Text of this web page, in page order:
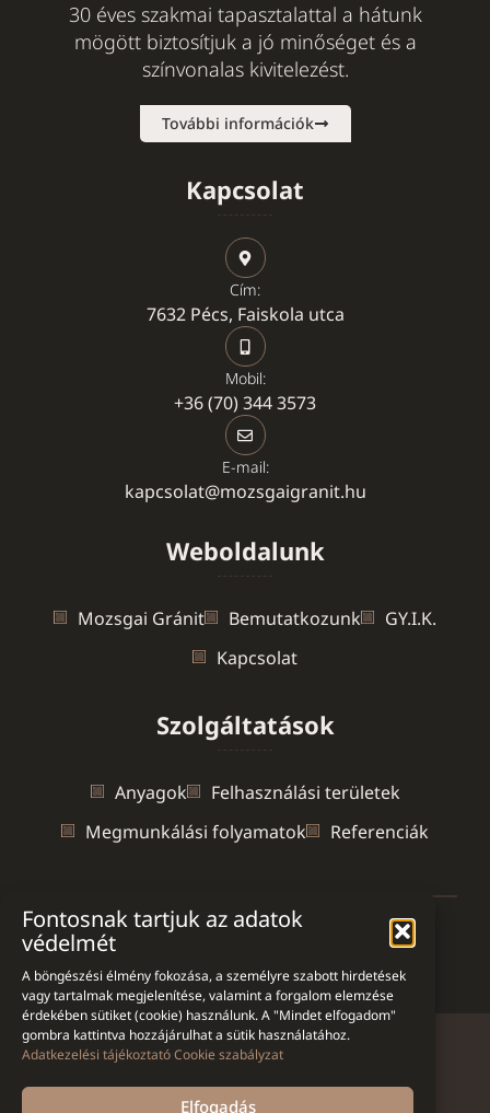
Fontosnak tartjuk az adatok
védelmét
A böngészési élmény fokozása, a személyre szabott hirdetések
vagy tartalmak megjelenítése, valamint a forgalom elemzése
érdekében sütiket (cookie) használunk. A "Mindet elfogadom"
gombra kattintva hozzájárulhat a sütik használatához.
Adatkezelési tájékoztatóCookie szabályzat
Elfogadás
30 éves szakmai tapasztalattal a hátunk
mögött biztosítjuk a jó minőséget és a
színvonalas kivitelezést.
További információk
Kapcsolat
Cím:
7632 Pécs, Faiskola utca
Mobil:
+36 (70) 344 3573
E-mail:
kapcsolat@mozsgaigranit.hu
Weboldalunk
Mozsgai Gránit Bemutatkozunk
GY.I.K.
Kapcsolat
Szolgáltatások
Anyagok
Felhasználási területek
Megmunkálási folyamatok
Referenciák
Ön jelenleg itt van: Mészkő doboz